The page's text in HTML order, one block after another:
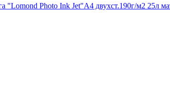
"Lomond Photo Ink Jet"А4 двухст.190г/м2 25л